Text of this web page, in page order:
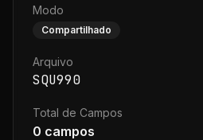
Modo
Compartilhado
Arquivo
SQU990
Total de Campos
0 campos